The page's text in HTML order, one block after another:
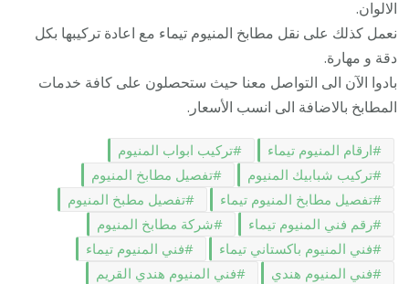
الالوان.
نعمل كذلك على نقل مطابخ المنيوم تيماء مع اعادة تركيبها بكل
دقة و مهارة.
بادوا الآن الى التواصل معنا حيث ستحصلون على كافة خدمات
المطابخ بالاضافة الى انسب الأسعار.
ارقام المنيوم تيماء
تركيب ابواب المنيوم
تركيب شبابيك المنيوم
تفصيل مطابخ المنيوم
تفصيل مطابخ المنيوم تيماء
تفصيل مطبخ المنيوم
رقم فني المنيوم تيماء
شركة مطابخ المنيوم
فني المنيوم باكستاني تيماء
فني المنيوم تيماء
فني المنيوم هندي
فني المنيوم هندي القريم